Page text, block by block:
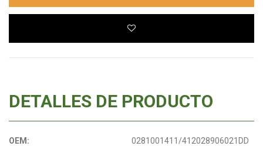
DETALLES DE PRODUCTO
OEM: 0281001411/412028906021DD